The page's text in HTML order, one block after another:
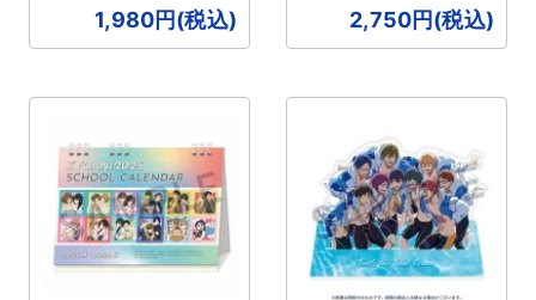
1,980円(税込) 2,750円(税込)